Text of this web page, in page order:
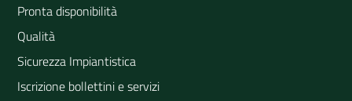
Pronta disponibilità
Qualità
Sicurezza Impiantistica
Iscrizione bollettini e servizi